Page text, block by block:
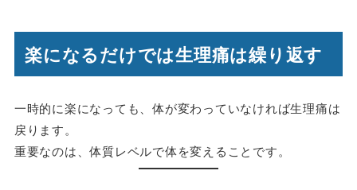
楽になるだけでは生理痛は繰り返す
一時的に楽になっても、体が変わっていなければ生理痛は
戻ります。
重要なのは、体質レベルで体を変えることです。